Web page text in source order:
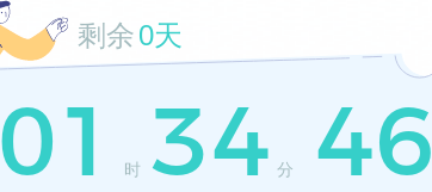
剩余0天
01 时 34 分 46